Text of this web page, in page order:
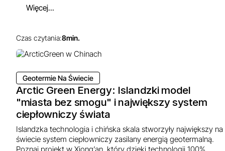
Więcej...
Czas czytania:8min.
Geotermie Na Świecie
Arctic Green Energy: Islandzki model
"miasta bez smogu" i największy system
ciepłowniczy świata
Islandzka technologia i chińska skala stworzyły największy na
świecie system ciepłowniczy zasilany energią geotermalną.